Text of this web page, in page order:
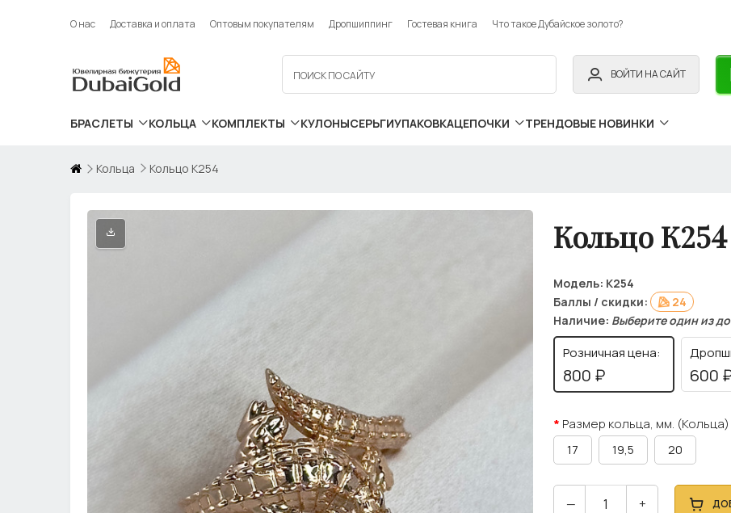
О нас Доставка и оплата Оптовым покупателям Дропшиппинг Гостевая книга Что такое Дубайское золото?
ВОЙТИ НА САЙТ
БРАСЛЕТЫ КОЛЬЦА КОМПЛЕКТЫ КУЛОНЫСЕРЬГИУПАКОВКАЦЕПОЧКИ ТРЕНДОВЫЕ НОВИНКИ
Кольца Кольцо К254
Кольцо К254
Модель: К254
Баллы / скидки:
24
Наличие: Выберите один из
Розничная цена:
800 ₽ 600
Размер кольца, мм. (Кольца)
17 19,5 20
— +